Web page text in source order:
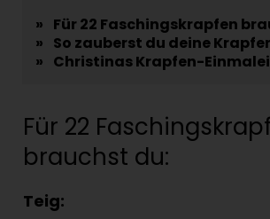
» Für 22 Faschingskrapfen
» So zauberst du deine
» Christinas Krapfen-
Für 22
brauchst du:
Teig: